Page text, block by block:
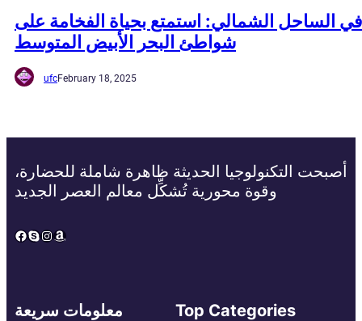
الساحل الشمالي: استمتع بحياة الفخامة على
شواطئ البحر الأبيض المتوسط
ufcFebruary 18, 2025
أصبحت التكنولوجيا الحديثة ظاهرة شاملة للحضارة،
وقوة محورية تُشكِّل معالم العصر الجديد
Facebook
Skype
Instagram
Amazon
معلومات سريعة Top Categories